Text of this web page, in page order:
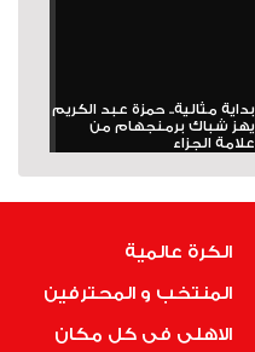
بداية مثالية.. حمزة عبد الكريم
يهز شباك برمنجهام من
علامة الجزاء
الكرة عالمية
المنتخب و المحترفين
الاهلى فى كل مكان